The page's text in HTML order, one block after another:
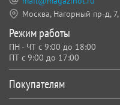
Покупателям
Москва, Нагорный пр-д, 7,
Режим работы
ПН - ЧТ с 9:00 до 18:00
ПТ с 9:00 до 17:00